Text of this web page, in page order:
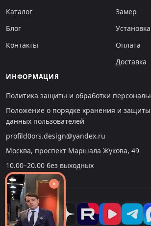
Каталог
Блог
Контакты
Замер
Установка
Оплата
Доставка
ИНФОРМАЦИЯ
Политика защиты и обработки
Положение о порядке хранения и
данных пользователей
profild0ors.design@yandex.ru
Москва, проспект Маршала Жукова, 49
10.00–20.00 без выходных
×